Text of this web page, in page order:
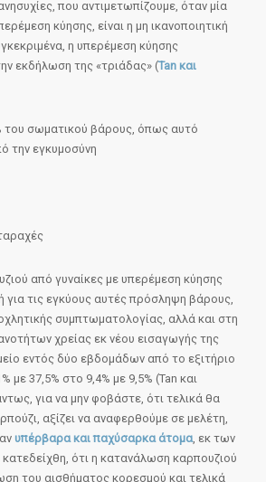
που αντιμετωπίζουμε, όταν μία
κύησης, είναι η μη ικανοποιητική
η υπερέμεση κύησης
εκδήλωση της «τριάδας» (Tan και
του σωματικού βάρους, όπως αυτό
την εγκυμοσύνη
από γυναίκες με υπερέμεση κύησης
για τις εγκύους αυτές πρόσληψη βάρους,
συμπτωματολογίας, αλλά και στη
χρείας εκ νέου εισαγωγής της
εντός δύο εβδομάδων από το εξιτήριο
με 37,5% στο 9,4% με 9,5% (Tan και
για να μην φοβάστε, ότι τελικά θα
αξίζει να αναφερθούμε σε μελέτη,
υπέρβαρα και παχύσαρκα άτομα, εκ των
κατεδείχθη, ότι η κατανάλωση καρπουζιού
του αισθήματος κορεσμού και τελικά